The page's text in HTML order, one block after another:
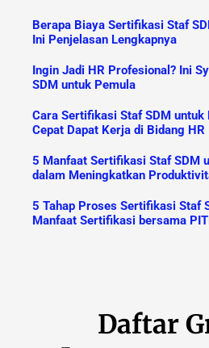
Berapa Biaya Sertifikasi Staf
Ini Penjelasan Lengkapnya
Ingin Jadi HR Profesional? Ini
SDM untuk Pemula
Cara Sertifikasi Staf SDM untuk
Cepat Dapat Kerja di Bidang HR
5 Manfaat Sertifikasi Staf SDM
dalam Meningkatkan
5 Tahap Proses Sertifikasi Staf
Manfaat Sertifikasi bersama
Daftar